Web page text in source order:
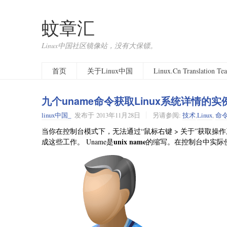
蚊章汇
Linux中国社区镜像站，没有大保镖。
首页 关于Linux中国 Linux.Cn Translation
九个uname命令获取Linux系统详情的实
linux中国_ 发布于 2013年11月28日 另请参阅: 技术,Linux,命
当你在控制台模式下，无法通过“鼠标右键 > 关于”获取操
成这些工作。 Uname是unix name的缩写。在控制台中实